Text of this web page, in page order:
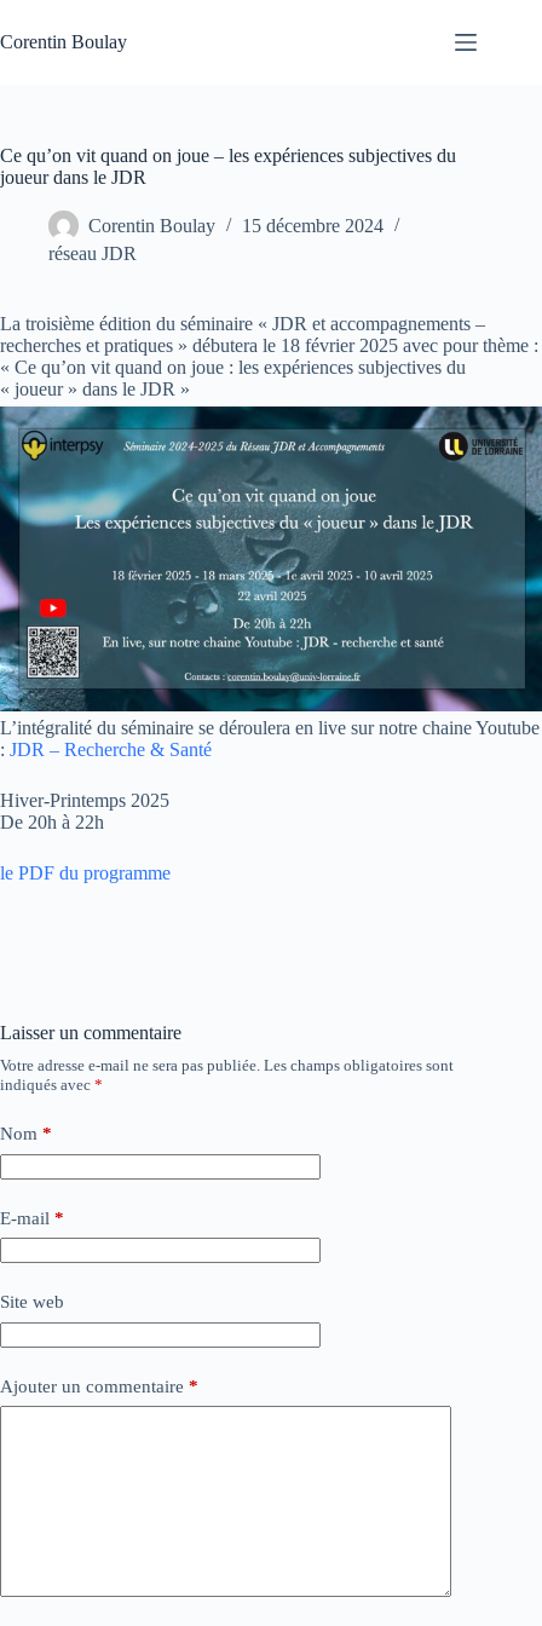
au
contenu
Corentin Boulay
Ce qu’on vit quand on joue – les expériences subjectives du
joueur dans le JDR
Corentin Boulay
15 décembre 2024
réseau JDR
La troisième édition du séminaire « JDR et accompagnements –
recherches et pratiques » débutera le 18 février 2025 avec pour thème :
« Ce qu’on vit quand on joue : les expériences subjectives du
« joueur » dans le JDR »
L’intégralité du séminaire se déroulera en live sur notre chaine Youtube
: JDR – Recherche & Santé
Hiver-Printemps 2025
De 20h à 22h
le PDF du programme
Laisser un commentaire
Votre adresse e-mail ne sera pas publiée. Les champs obligatoires sont
indiqués avec *
Nom *
E-mail *
Site web
Ajouter un commentaire *